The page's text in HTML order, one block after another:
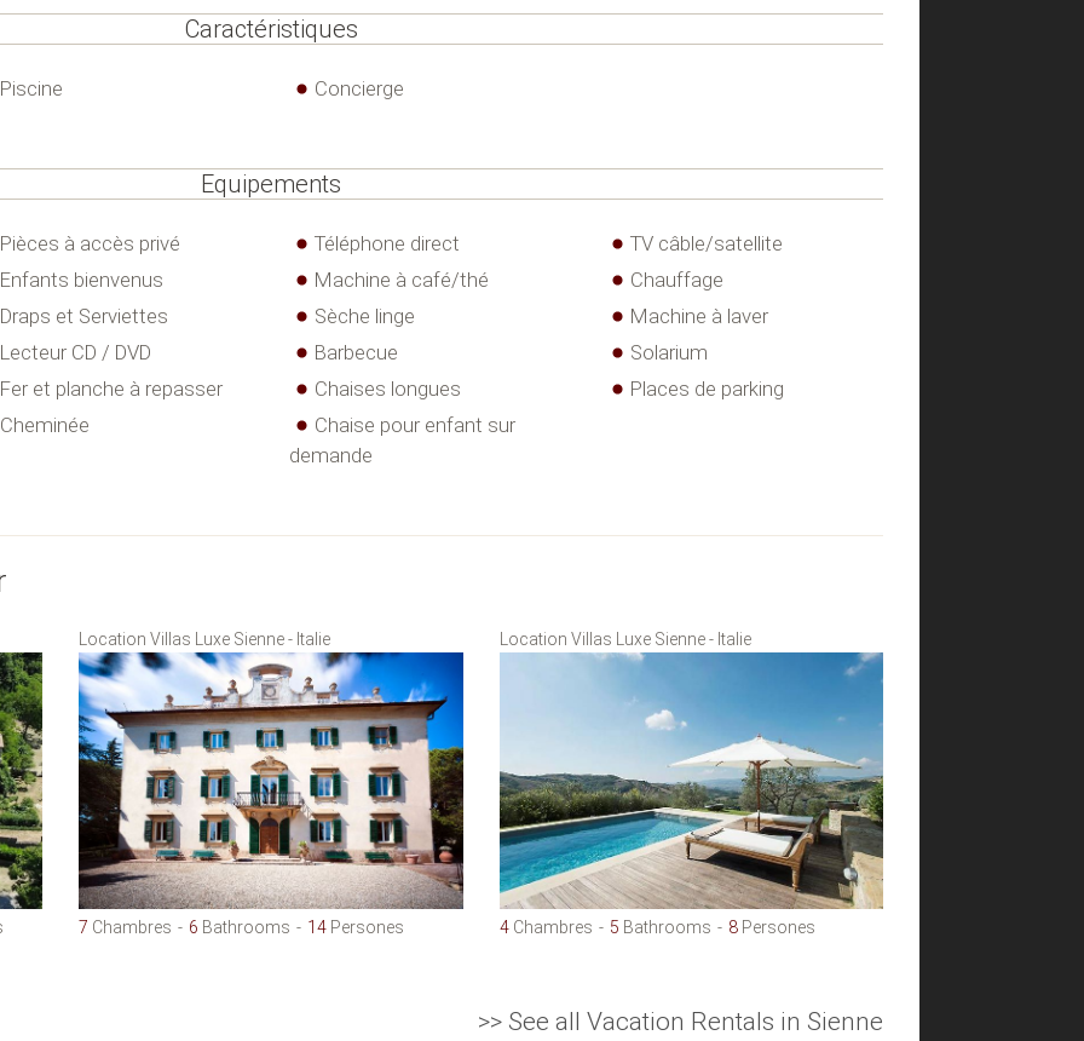
Caractéristiques
Piscine Concierge
Equipements
Pièces à accès privé Téléphone direct
TV câble/satellite
Enfants bienvenus Machine à café/thé
Chauffage
Draps et Serviettes Sèche linge
Machine à laver
Lecteur CD / DVD Barbecue
Solarium
Fer et planche à repasser Chaises longues
Places de parking
Cheminée
Chaise pour enfant sur
demande
Location Villas Luxe Sienne - Italie
7 Chambres 6 Bathrooms 14 Persones
Location Villas Luxe Sienne - Italie
4Chambres 5 Bathrooms 8Persones
>> See all Vacation Rentals in Sienne